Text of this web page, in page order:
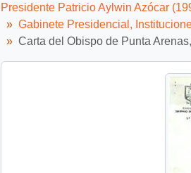
Presidente Patricio Aylwin Azócar
Gabinete Presidencial,
Carta del Obispo de Punta